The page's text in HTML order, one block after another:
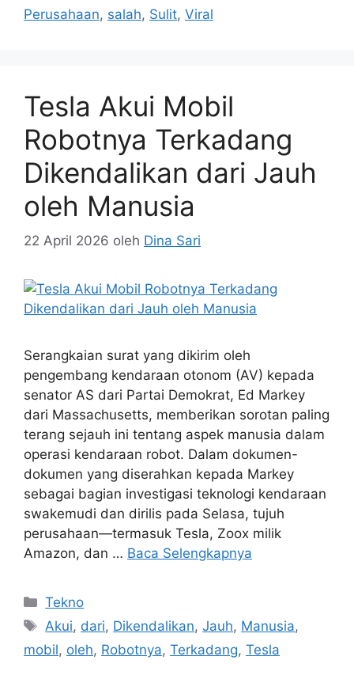
Perusahaan, salah, Sulit, Viral
Tesla Akui Mobil
Robotnya Terkadang
Dikendalikan dari Jauh
oleh Manusia
22 April 2026 oleh Dina Sari
Serangkaian surat yang dikirim oleh
pengembang kendaraan otonom (AV) kepada
senator AS dari Partai Demokrat, Ed Markey
dari Massachusetts, memberikan sorotan paling
terang sejauh ini tentang aspek manusia dalam
operasi kendaraan robot. Dalam dokumen-
dokumen yang diserahkan kepada Markey
sebagai bagian investigasi teknologi kendaraan
swakemudi dan dirilis pada Selasa, tujuh
perusahaan—termasuk Tesla, Zoox milik
Amazon, dan … Baca Selengkapnya
Kategori
Tekno
Tag
Akui, dari, Dikendalikan,Jauh, Manusia,
mobil, oleh, Robotnya, Terkadang, Tesla